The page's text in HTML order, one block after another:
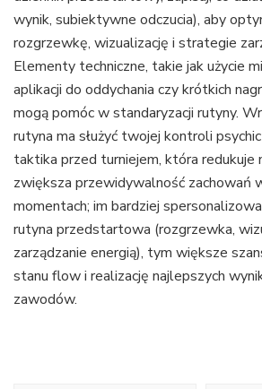
wynik, subiektywne odczucia), aby
rozgrzewkę, wizualizację i strategie
Elementy techniczne, takie jak użycie
aplikacji do oddychania czy krótkich
mogą pomóc w standaryzacji rutyny.
rutyna ma służyć twojej kontroli
taktika przed turniejem, która redukuje
zwiększa przewidywalność zachowań
momentach; im bardziej
rutyna przedstartowa (rozgrzewka,
zarządzanie energią), tym większe
stanu flow i realizację najlepszych
zawodów.